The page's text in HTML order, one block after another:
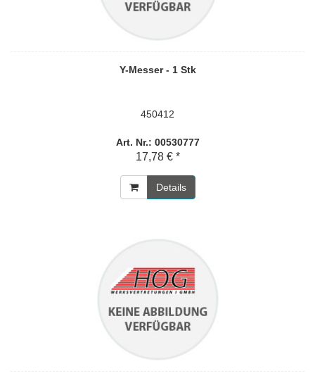
Y-Messer - 1 Stk
450412
Art. Nr.: 00530777
17,78 € *
Details